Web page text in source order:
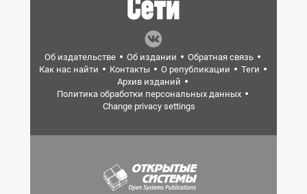
Об издательстве Об издании
Обратная связь
Как нас найти
Контакты О републикации
Теги
Архив изданий
Политика обработки персональных данных
Change privacy settings